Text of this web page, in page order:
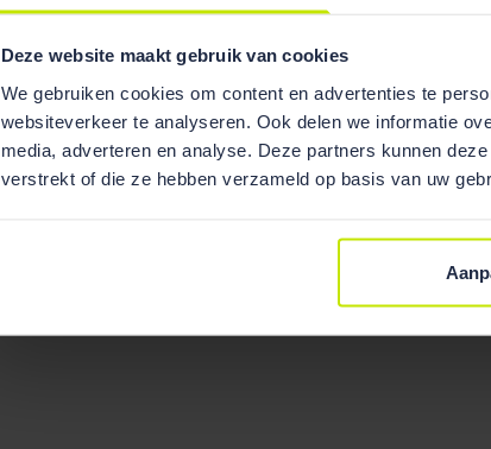
Deze website maakt gebruik van cookies
We gebruiken cookies om content en advertenties te
websiteverkeer te analyseren. Ook delen we informatie
media, adverteren en analyse. Deze partners kunnen
verstrekt of die ze hebben verzameld op basis van uw